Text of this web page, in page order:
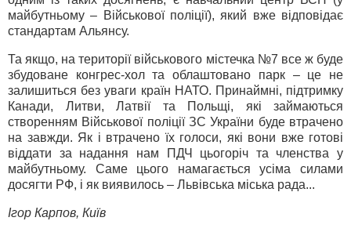
майбутньому – Військової поліції), який вже відповідає
стандартам Альянсу.
Та якщо, на території військового містечка №7 все ж буде
збудоване конгрес-хол та облаштовано парк – це не
залишиться без уваги країн НАТО. Принаймні, підтримку
Канади, Литви, Латвії та Польщі, які займаються
створенням Військової поліції ЗС України буде втрачено
на завжди. Як і втрачено їх голоси, які вони вже готові
віддати за надання нам ПДЧ цьогоріч та членства у
майбутньому. Саме цього намагається усіма силами
досягти РФ, і як виявилось – Львівська міська рада...
Ігор Карпов, Київ